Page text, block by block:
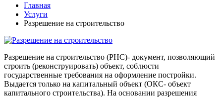
Главная
Услуги
Разрешение на строительство
Разрешение на строительство (РНС)- документ, позволяющий
строить (реконструировать) объект, соблюсти
государственные требования на оформление постройки.
Выдается только на капитальный объект (ОКС- объект
капитального строительства). На основании разрешения